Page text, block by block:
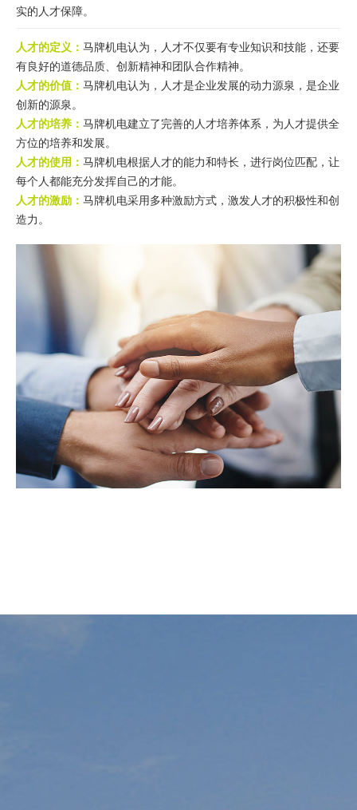
实的人才保障。
人才的定义： 马牌机电认为，人才不仅要有专业知识和技能，还要
有良好的道德品质、创新精神和团队合作精神。
人才的价值： 马牌机电认为，人才是企业发展的动力源泉，是企业
创新的源泉。
人才的培养： 马牌机电建立了完善的人才培养体系，为人才提供全
方位的培养和发展。
人才的使用： 马牌机电根据人才的能力和特长，进行岗位匹配，让
每个人都能充分发挥自己的才能。
人才的激励： 马牌机电采用多种激励方式，激发人才的积极性和创
造力。